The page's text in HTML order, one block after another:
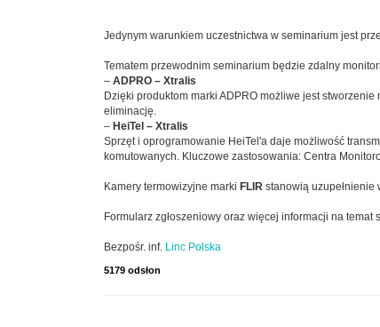
Jedynym warunkiem uczestnictwa w seminarium jest
Tematem przewodnim seminarium będzie zdalny
– ADPRO – Xtralis
Dzięki produktom marki ADPRO możliwe jest
eliminację.
– HeiTel – Xtralis
Sprzęt i oprogramowanie HeiTel'a daje możliwość
komutowanych. Kluczowe zastosowania: Centra
Kamery termowizyjne marki FLIR stanowią uzupełnienie
Formularz zgłoszeniowy oraz więcej informacji na
Bezpośr. inf. Linc Polska
5179 odsłon